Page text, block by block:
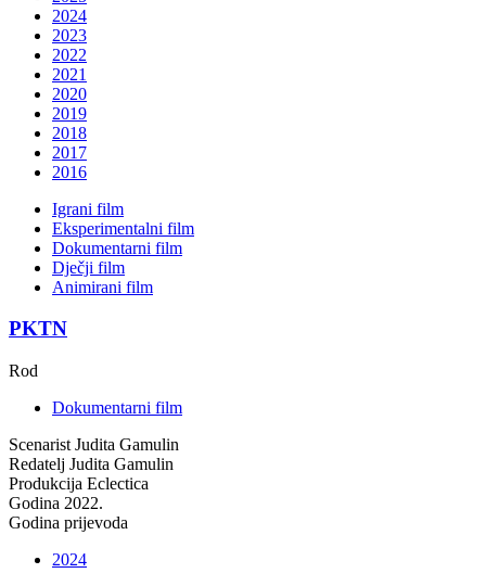
2024
2023
2022
2021
2020
2019
2018
2017
2016
Igrani film
Eksperimentalni film
Dokumentarni film
Dječji film
Animirani film
PKTN
Rod
Dokumentarni film
Scenarist Judita Gamulin
Redatelj Judita Gamulin
Produkcija Eclectica
Godina 2022.
Godina prijevoda
2024